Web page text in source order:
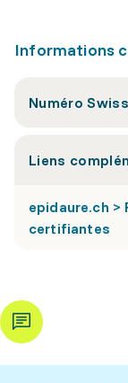
Informations
Numéro
Liens
epidaure.ch >
certifiantes